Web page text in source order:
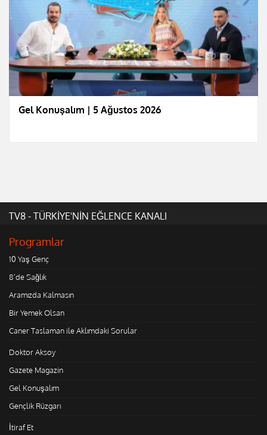
Gel Konuşalım | 5 Ağustos 2026
TV8 - TÜRKİYE'NİN EĞLENCE KANALI
Programlar
10 Yaş Genç
8'de Sağlık
Aramızda Kalmasın
Bir Yemek Olsan
Caner Taslaman ile Aklımdaki Sorular
Doktor Aksoy
Gazete Magazin
Gel Konuşalım
Gençlik Rüzgarı
İtiraf Et